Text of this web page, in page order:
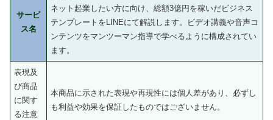
サービ
ス名
ネット起業したい方に向け、総額3億円を稼いだビジネス
テンプレートをLINEにて解説します。ビデオ講義や音声コ
ンテンツをマンツーマン指導で学べるように構成されてい
ます。
表現及
び商品
に関す
る注意
本商品に示された表現や再現性には個人差があり、必ずし
も利益や効果を保証したものではございません。